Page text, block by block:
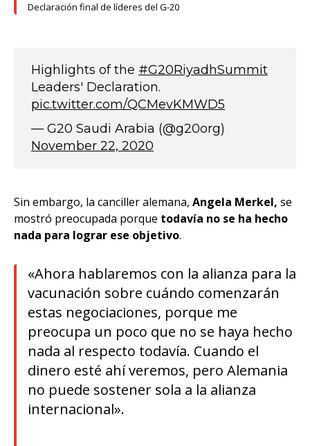
Declaración final de líderes del G-20
Highlights of the #G20RiyadhSummit
Leaders' Declaration.
pic.twitter.com/QCMevKMWD5
— G20 Saudi Arabia (@g20org)
November 22, 2020
Sin embargo, la canciller alemana, Angela Merkel, se
mostró preocupada porque todavía no se ha hecho
nada para lograr ese objetivo.
«Ahora hablaremos con la alianza para la
vacunación sobre cuándo comenzarán
estas negociaciones, porque me
preocupa un poco que no se haya hecho
nada al respecto todavía. Cuando el
dinero esté ahí veremos, pero Alemania
no puede sostener sola a la alianza
internacional».